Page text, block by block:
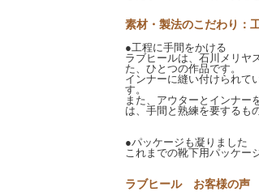
素材・製法のこだわり：
●工程に手間をかける
ラブヒールは、石川メリヤ
た、ひとつの作品です。
インナーに縫い付けられて
す。
また、アウターとインナー
は、手間と熟練を要するも
●パッケージも凝りました
これまでの靴下用パッケー
ラブヒール お客様の声